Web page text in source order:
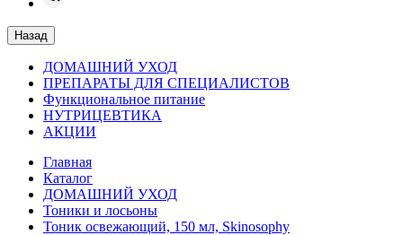
Назад
ДОМАШНИЙ УХОД
ПРЕПАРАТЫ ДЛЯ СПЕЦИАЛИСТОВ
Функциональное питание
НУТРИЦЕВТИКА
АКЦИИ
Главная
Каталог
ДОМАШНИЙ УХОД
Тоники и лосьоны
Тоник освежающий, 150 мл, Skinosophy